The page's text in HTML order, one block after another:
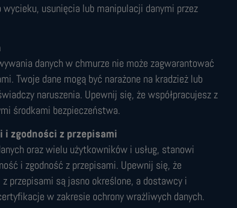
usunięcia lub manipulacji danymi przez
danych w chmurze nie może zagwarantować
Twoje dane mogą być narażone na kradzież lub
naruszenia. Upewnij się, że współpracujesz z
środkami bezpieczeństwa.
zgodności z przepisami
oraz wielu użytkowników i usług, stanowi
i zgodność z przepisami. Upewnij się, że
przepisami są jasno określone, a dostawcy i
w zakresie ochrony wrażliwych danych.